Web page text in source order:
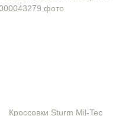
Кроссовки Sturm Mil-Tec